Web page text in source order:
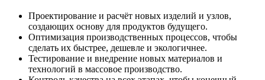
Проектирование и расчёт новых изделий и узлов,
создающих основу для продуктов будущего.
Оптимизация производственных процессов, чтобы
сделать их быстрее, дешевле и экологичнее.
Тестирование и внедрение новых материалов и
технологий в массовое производство.